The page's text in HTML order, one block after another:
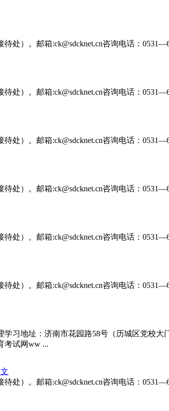
）。邮箱:ck@sdcknet.cn咨询电话：
）。邮箱:ck@sdcknet.cn咨询电话：
）。邮箱:ck@sdcknet.cn咨询电话：
）。邮箱:ck@sdcknet.cn咨询电话：
）。邮箱:ck@sdcknet.cn咨询电话：
）。邮箱:ck@sdcknet.cn咨询电话：
习地址：济南市花园路58号（历城区党校大
考试网ww ...
）。邮箱:ck@sdcknet.cn咨询电话：